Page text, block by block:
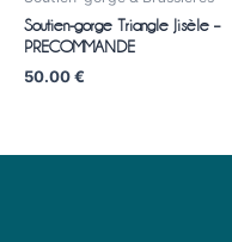
Soutien-gorge Triangle Jisèle –
PRECOMMANDE
50.00€